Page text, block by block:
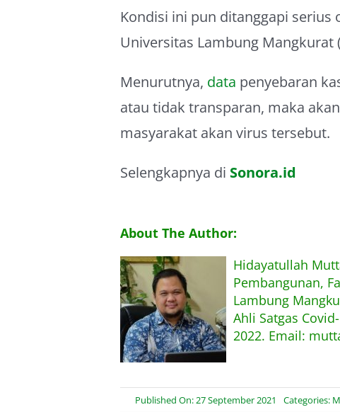
Kondisi ini pun ditanggapi serius
Universitas Lambung
Menurutnya, data penyebaran
atau tidak transparan, maka
masyarakat akan virus tersebut.
Selengkapnya di Sonora.id
About The Author:
Hidayatullah
Pembangunan,
Lambung
Ahli Satgas
2022. Email:
Published On: 27 September 2021 Categories: